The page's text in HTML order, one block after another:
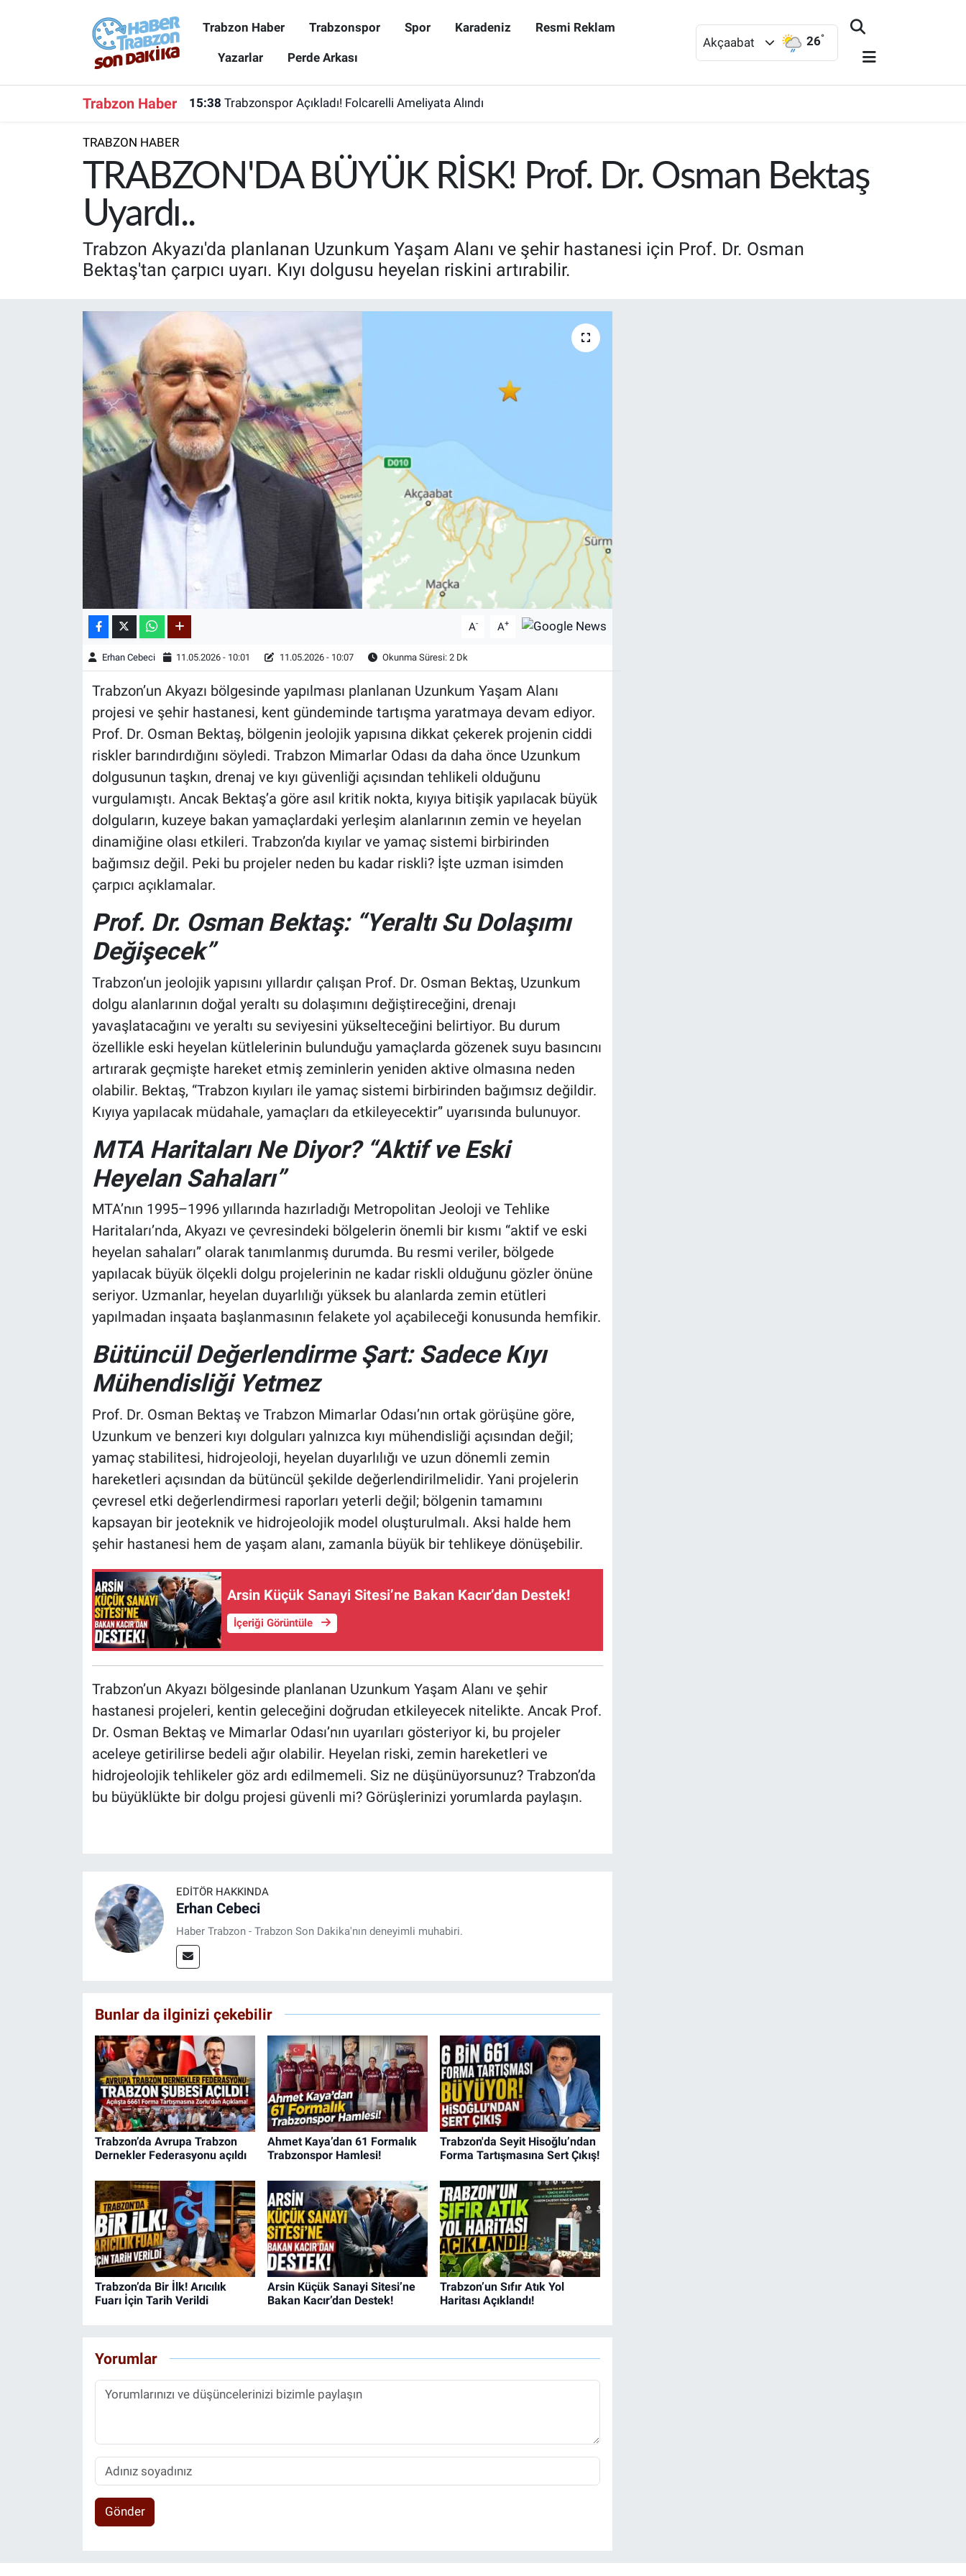
Trabzon Haber Trabzonspor Spor Karadeniz Resmi Reklam
Yazarlar Perde Arkası
Akçaabat 26°
Trabzon Haber 15:38 Trabzonspor Açıkladı! Folcarelli Ameliyata Alındı
TRABZON HABER
TRABZON'DA BÜYÜK RİSK! Prof. Dr. Osman Bektaş
Uyardı..
Trabzon Akyazı'da planlanan Uzunkum Yaşam Alanı ve şehir hastanesi için Prof. Dr. Osman
Bektaş'tan çarpıcı uyarı. Kıyı dolgusu heyelan riskini artırabilir.
A- A+
Erhan Cebeci 11.05.2026 - 10:01 11.05.2026 - 10:07 Okunma Süresi: 2 Dk
Trabzon’un Akyazı bölgesinde yapılması planlanan Uzunkum Yaşam Alanı
projesi ve şehir hastanesi, kent gündeminde tartışma yaratmaya devam ediyor.
Prof. Dr. Osman Bektaş, bölgenin jeolojik yapısına dikkat çekerek projenin ciddi
riskler barındırdığını söyledi. Trabzon Mimarlar Odası da daha önce Uzunkum
dolgusunun taşkın, drenaj ve kıyı güvenliği açısından tehlikeli olduğunu
vurgulamıştı. Ancak Bektaş’a göre asıl kritik nokta, kıyıya bitişik yapılacak büyük
dolguların, kuzeye bakan yamaçlardaki yerleşim alanlarının zemin ve heyelan
dinamiğine olası etkileri. Trabzon’da kıyılar ve yamaç sistemi birbirinden
bağımsız değil. Peki bu projeler neden bu kadar riskli? İşte uzman isimden
çarpıcı açıklamalar.
Prof. Dr. Osman Bektaş: “Yeraltı Su Dolaşımı
Değişecek”
Trabzon’un jeolojik yapısını yıllardır çalışan Prof. Dr. Osman Bektaş, Uzunkum
dolgu alanlarının doğal yeraltı su dolaşımını değiştireceğini, drenajı
yavaşlatacağını ve yeraltı su seviyesini yükselteceğini belirtiyor. Bu durum
özellikle eski heyelan kütlelerinin bulunduğu yamaçlarda gözenek suyu basıncını
artırarak geçmişte hareket etmiş zeminlerin yeniden aktive olmasına neden
olabilir. Bektaş, “Trabzon kıyıları ile yamaç sistemi birbirinden bağımsız değildir.
Kıyıya yapılacak müdahale, yamaçları da etkileyecektir” uyarısında bulunuyor.
MTA Haritaları Ne Diyor? “Aktif ve Eski
Heyelan Sahaları”
MTA’nın 1995–1996 yıllarında hazırladığı Metropolitan Jeoloji ve Tehlike
Haritaları’nda, Akyazı ve çevresindeki bölgelerin önemli bir kısmı “aktif ve eski
heyelan sahaları” olarak tanımlanmış durumda. Bu resmi veriler, bölgede
yapılacak büyük ölçekli dolgu projelerinin ne kadar riskli olduğunu gözler önüne
seriyor. Uzmanlar, heyelan duyarlılığı yüksek bu alanlarda zemin etütleri
yapılmadan inşaata başlanmasının felakete yol açabileceği konusunda hemfikir.
Bütüncül Değerlendirme Şart: Sadece Kıyı
Mühendisliği Yetmez
Prof. Dr. Osman Bektaş ve Trabzon Mimarlar Odası’nın ortak görüşüne göre,
Uzunkum ve benzeri kıyı dolguları yalnızca kıyı mühendisliği açısından değil;
yamaç stabilitesi, hidrojeoloji, heyelan duyarlılığı ve uzun dönemli zemin
hareketleri açısından da bütüncül şekilde değerlendirilmelidir. Yani projelerin
çevresel etki değerlendirmesi raporları yeterli değil; bölgenin tamamını
kapsayan bir jeoteknik ve hidrojeolojik model oluşturulmalı. Aksi halde hem
şehir hastanesi hem de yaşam alanı, zamanla büyük bir tehlikeye dönüşebilir.
Arsin Küçük Sanayi Sitesi’ne Bakan Kacır’dan Destek!
İçeriği Görüntüle
Trabzon’un Akyazı bölgesinde planlanan Uzunkum Yaşam Alanı ve şehir
hastanesi projeleri, kentin geleceğini doğrudan etkileyecek nitelikte. Ancak Prof.
Dr. Osman Bektaş ve Mimarlar Odası’nın uyarıları gösteriyor ki, bu projeler
aceleye getirilirse bedeli ağır olabilir. Heyelan riski, zemin hareketleri ve
hidrojeolojik tehlikeler göz ardı edilmemeli. Siz ne düşünüyorsunuz? Trabzon’da
bu büyüklükte bir dolgu projesi güvenli mi? Görüşlerinizi yorumlarda paylaşın.
EDITÖR HAKKINDA
Erhan Cebeci
Haber Trabzon - Trabzon Son Dakika'nın deneyimli muhabiri.
Bunlar da ilginizi çekebilir
Trabzon’da Avrupa Trabzon
Dernekler Federasyonu açıldı
Ahmet Kaya’dan 61 Formalık
Trabzonspor Hamlesi!
Trabzon'da Seyit Hisoğlu’ndan
Forma Tartışmasına Sert Çıkış!
Trabzon’da Bir İlk! Arıcılık
Fuarı İçin Tarih Verildi
Arsin Küçük Sanayi Sitesi’ne
Bakan Kacır’dan Destek!
Trabzon’un Sıfır Atık Yol
Haritası Açıklandı!
Yorumlar
Gönder
Trabzon Haber
Karadeniz
Resmi Reklam
Perde Arkası
Trabzon Nöbetçi Eczaneler
Trabzon Trafik Yoğunluk Haritası
Süper Lig Puan Durumu ve Fikstür
Tüm Manşetler
Son Dakika Haberleri
Haber Arşivi